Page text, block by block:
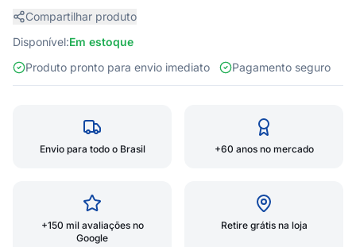
Compartilhar produto
Disponível:Em estoque
Produto pronto para envio imediato
Pagamento seguro
Envio para todo o Brasil +60 anos no mercado
+150 mil avaliações no
Google
Retire grátis na loja